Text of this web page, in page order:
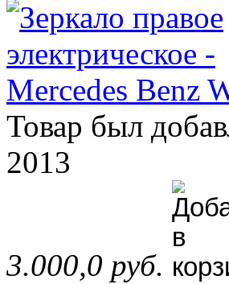
Товар был
2013
3.000,0 руб.